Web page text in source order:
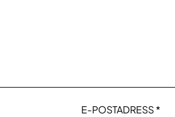
E-POSTADRESS*